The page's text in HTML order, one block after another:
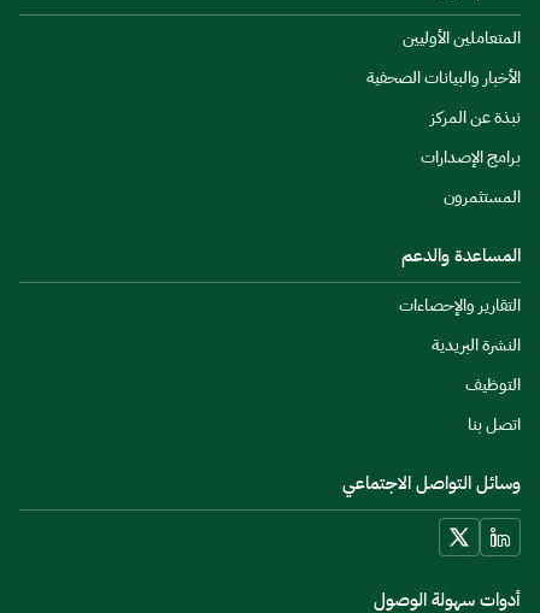
المتعاملين الأوليين
الأخبار والبيانات الصحفية
نبذة عن المركز
برامج الإصدارات
المستثمرون
المساعدة والدعم
التقارير والإحصاءات
النشرة البريدية
التوظيف
اتصل بنا
وسائل التواصل الاجتماعي
أدوات سهولة الوصول